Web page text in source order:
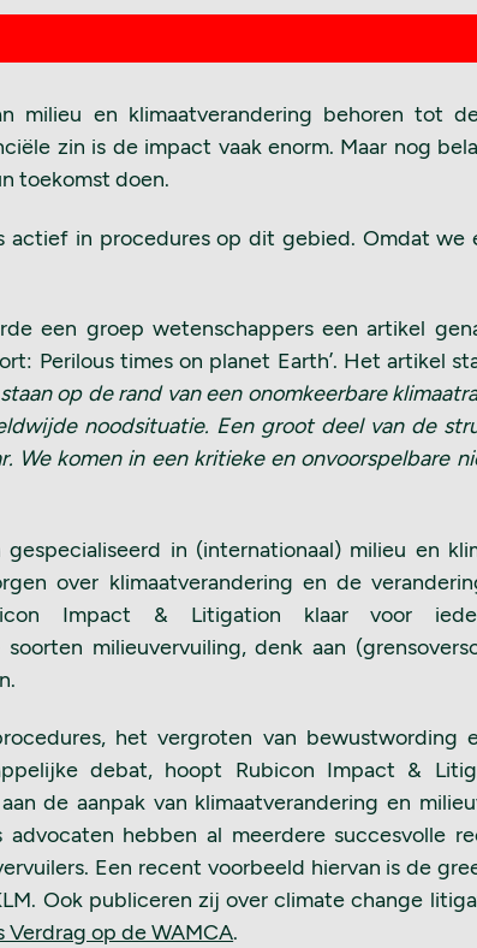
milieu en klimaatverandering behoren tot
zin is de impact vaak enorm. Maar nog
toekomst doen.
actief in procedures op dit gebied. Omdat we
een groep wetenschappers een artikel
Perilous times on planet Earth’. Het artikel
op de rand van een onomkeerbare
noodsituatie. Een groot deel van de
We komen in een kritieke en onvoorspelbare
in (internationaal) milieu en
over klimaatverandering en de
Impact & Litigation klaar voor
milieuvervuiling, denk aan
het vergroten van bewustwording
debat, hoopt Rubicon Impact &
de aanpak van klimaatverandering en
advocaten hebben al meerdere succesvolle
Een recent voorbeeld hiervan is de
Ook publiceren zij over climate change
Verdrag op de WAMCA.